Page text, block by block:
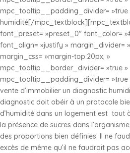
mpc_tooltip__padding_divider= »true
humidité[/
font_preset= »preset_0″ font_color=
font_align= »justify » margin_divider=
margin_css= »margin-top:20px; »
mpc_tooltip__border_divider= »true »
mpc_tooltip__padding_divider= »true
vente d’immobilier un diagnostic
diagnostic doit obéir à un protocole
d’humidité dans un logement est tout
la présence de sucres dans
des proportions bien définies. Il ne
excès de même qu’il ne faudrait pas